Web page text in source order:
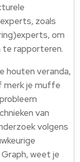
zoals
om
te rapporteren.
houten veranda,
merk je muffe
van
volgens
weet je